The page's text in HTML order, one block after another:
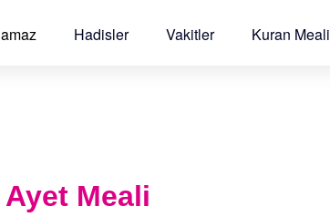
Hadisler Vakitler Kuran Meali
Meali